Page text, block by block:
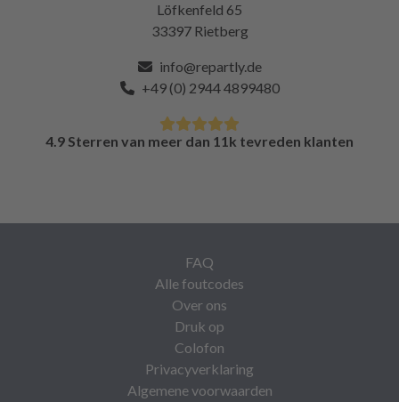
Löfkenfeld 65
33397 Rietberg
info@repartly.de
+49 (0) 2944 4899480
4.9 Sterren van meer dan 11k tevreden klanten
FAQ
Alle foutcodes
Over ons
Druk op
Colofon
Privacyverklaring
Algemene voorwaarden